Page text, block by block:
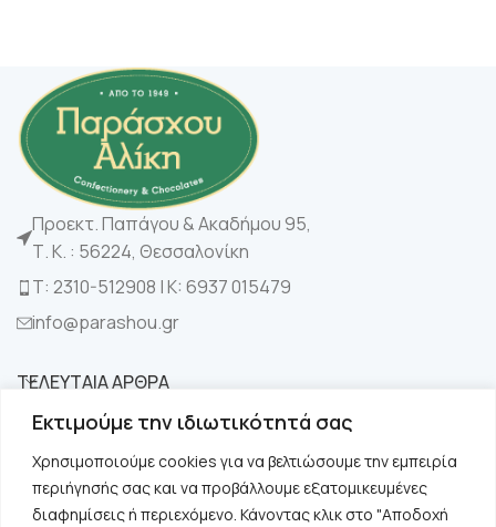
Εκτιμούμε την ιδιωτικότητά σας
Χρησιμοποιούμε cookies για να βελτιώσουμε την εμπειρία
περιήγησής σας και να προβάλλουμε εξατομικευμένες
διαφημίσεις ή περιεχόμενο. Κάνοντας κλικ στο "Αποδοχή
Προεκτ. Παπάγου & Ακαδήμου 95,
Τ. Κ. : 56224, Θεσσαλονίκη
Τ: 2310-512908 | K: 6937 015479
info@parashou.gr
ΤΕΛΕΥΤΑΙΑ ΑΡΘΡΑ
ΚΑΤΗΓΟΡΙΕΣ
ΧΡΗΣΙΜΑ